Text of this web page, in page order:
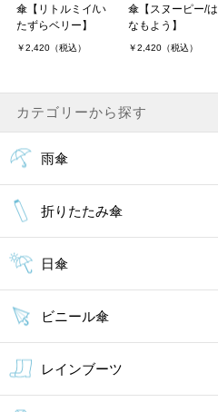
傘【リトルミイ/い
たずらベリー】
￥2,420（税込）
傘【スヌーピー/は
なもよう】
￥2,420（税込）
カテゴリーから探す
雨傘
折りたたみ傘
日傘
ビニール傘
レインブーツ